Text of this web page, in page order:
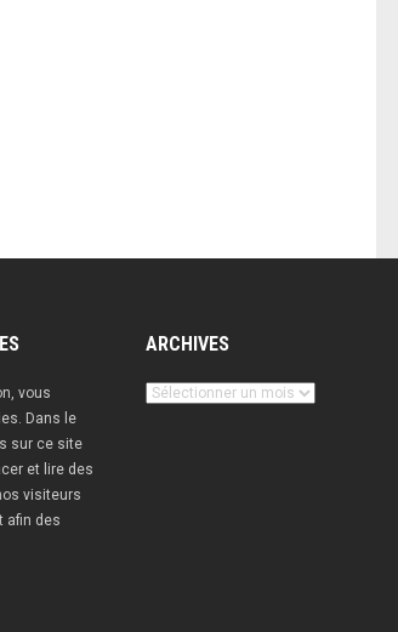
vous
Dans le
sur ce site
et lire des
visiteurs
afin des
ARCHIVES
Archives